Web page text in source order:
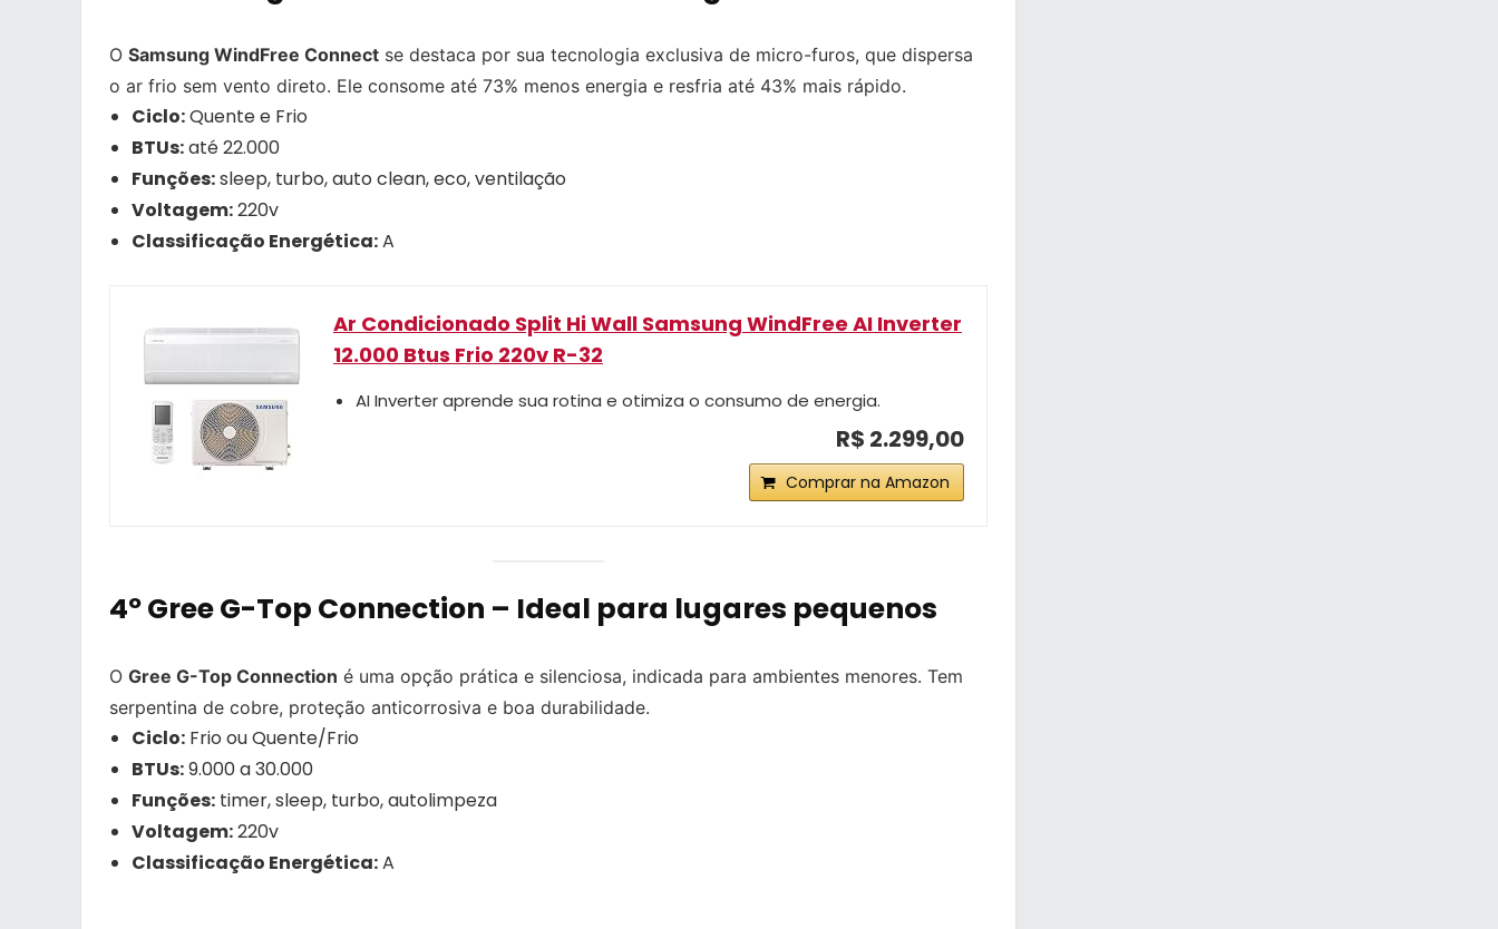
O Samsung WindFree Connect se destaca por sua tecnologia exclusiva de micro-furos, que dispersa
o ar frio sem vento direto. Ele consome até 73% menos energia e resfria até 43% mais rápido.
Ciclo:Quente e Frio
BTUs:até 22.000
Funções:sleep, turbo, auto clean, eco, ventilação
Voltagem:220v
Classificação Energética:A
Ar Condicionado Split Hi Wall Samsung WindFree AI Inverter
12.000 Btus Frio 220v R-32
AI Inverter aprende sua rotina e otimiza o consumo de energia.
R$ 2.299,00
Comprar na Amazon
4º Gree G-Top Connection – Ideal para lugares pequenos
O Gree G-Top Connection é uma opção prática e silenciosa, indicada para ambientes menores. Tem
serpentina de cobre, proteção anticorrosiva e boa durabilidade.
Ciclo: Frio ou Quente/Frio
BTUs:9.000 a 30.000
Funções: timer, sleep, turbo, autolimpeza
Voltagem:220v
Classificação Energética:A